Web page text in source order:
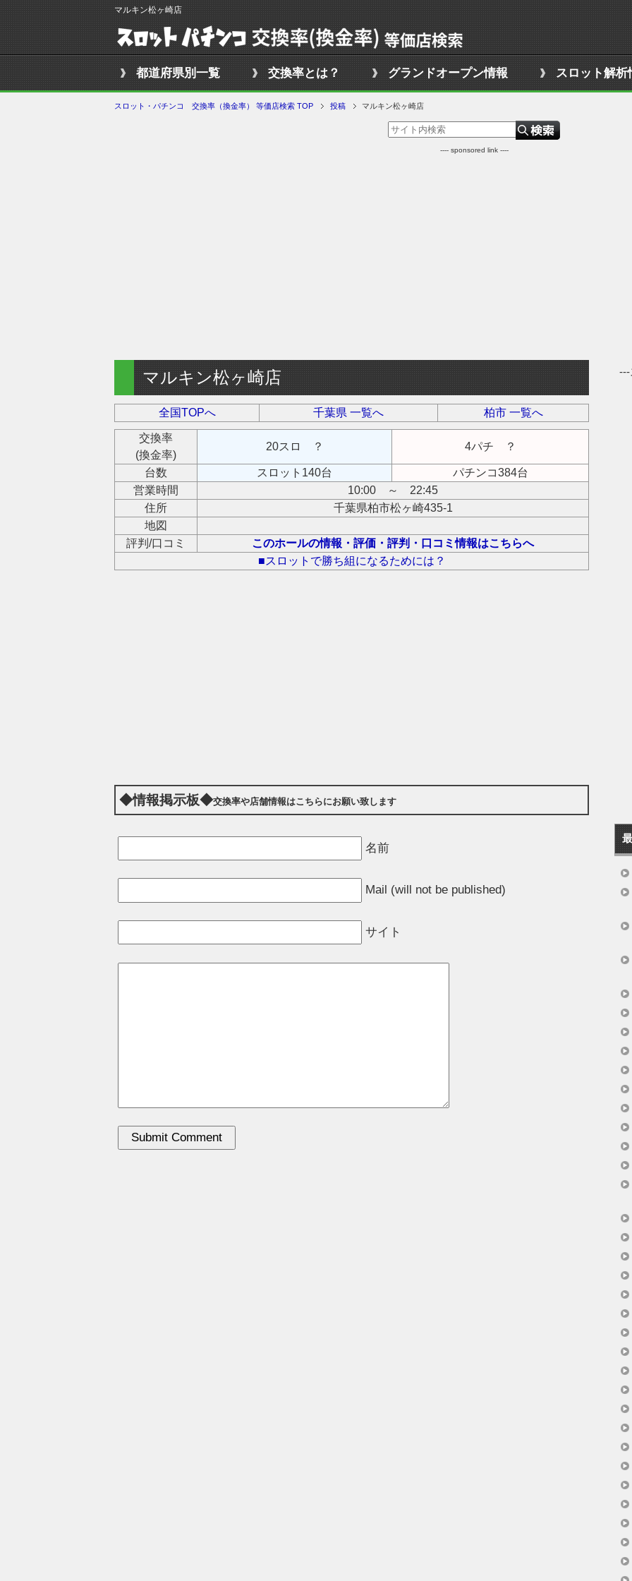
都道府県別一覧 交換率とは？ グランドオープン情報 スロット解析
スロット・パチンコ 交換率（換金率） 等価店検索 TOP 投稿 マルキン松ヶ崎店
---- sponsored link ----
マルキン松ヶ崎店
全国TOPへ 千葉県 一覧へ 柏市 一覧へ
交換率
(換金率)
20スロ ？ 4パチ ？
台数 スロット140台
パチンコ384台
営業時間
10:00 ～ 22:45
住所
千葉県柏市松ヶ崎435-1
地図
評判/口コミ
このホールの情報・評価・評判・口コミ情報はこちらへ
■スロットで勝ち組になるためには？
◆情報掲示板◆交換率や店舗情報はこちらにお願い致します
名前
Mail (will not be published)
サイト
---
マルキン松ヶ崎店